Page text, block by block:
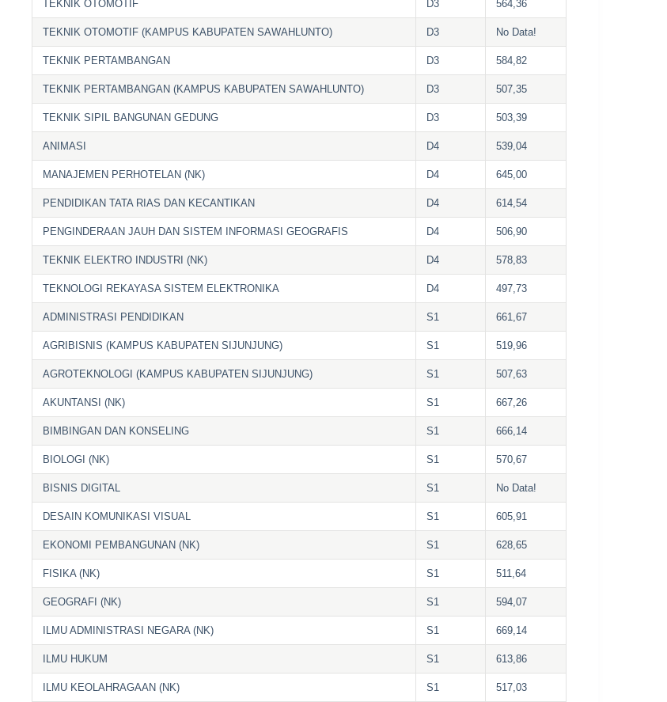
TEKNIK OTOMOTIF D3 564,36
TEKNIK OTOMOTIF (KAMPUS KABUPATEN SAWAHLUNTO) D3 No Data!
TEKNIK PERTAMBANGAN D3 584,82
TEKNIK PERTAMBANGAN (KAMPUS KABUPATEN SAWAHLUNTO) D3 507,35
TEKNIK SIPIL BANGUNAN GEDUNG D3 503,39
ANIMASI D4 539,04
MANAJEMEN PERHOTELAN (NK) D4 645,00
PENDIDIKAN TATA RIAS DAN KECANTIKAN D4 614,54
PENGINDERAAN JAUH DAN SISTEM INFORMASI GEOGRAFIS D4 506,90
TEKNIK ELEKTRO INDUSTRI (NK) D4 578,83
TEKNOLOGI REKAYASA SISTEM ELEKTRONIKA D4 497,73
ADMINISTRASI PENDIDIKAN S1 661,67
AGRIBISNIS (KAMPUS KABUPATEN SIJUNJUNG) S1 519,96
AGROTEKNOLOGI (KAMPUS KABUPATEN SIJUNJUNG) S1 507,63
AKUNTANSI (NK) S1 667,26
BIMBINGAN DAN KONSELING S1 666,14
BIOLOGI (NK) S1 570,67
BISNIS DIGITAL S1 No Data!
DESAIN KOMUNIKASI VISUAL S1 605,91
EKONOMI PEMBANGUNAN (NK) S1 628,65
FISIKA (NK) S1 511,64
GEOGRAFI (NK) S1 594,07
ILMU ADMINISTRASI NEGARA (NK) S1 669,14
ILMU HUKUM S1 613,86
ILMU KEOLAHRAGAAN (NK) S1 517,03